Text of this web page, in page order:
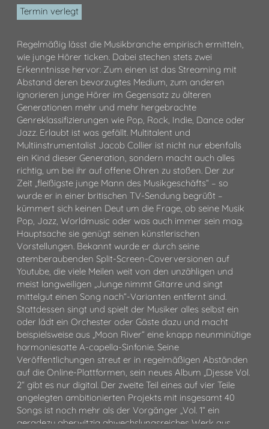
Termin verlegt
Regelmäßig lässt die Musikbranche empirisch ermitteln,
wie junge Hörer ticken. Dabei stechen stets zwei
Erkenntnisse hervor: Zum einen ist das Streaming mit
Abstand deren bevorzugtes Medium, zum anderen
ignorieren junge Hörer im Gegensatz zu älteren
Generationen mehr und mehr hergebrachte
Genreklassifizierungen wie Pop, Rock, Indie, Dance oder
Jazz. Erlaubt ist was gefällt. Multitalent und
Multiinstrumentalist Jacob Collier ist nicht nur ebenfalls
ein Kind dieser Generation, sondern macht auch alles
richtig, um bei ihr auf offene Ohren zu stoßen. Der zur
Zeit „fleißigste junge Mann des Musikgeschäfts“ – so
wurde er in einer britischen TV-Sendung begrüßt –
kümmert sich keinen Deut um die Frage, ob seine Musik
Pop, Jazz, Worldmusic oder was auch immer sein mag.
Hauptsache sie genügt seinen künstlerischen
Vorstellungen. Bekannt wurde er durch seine
atemberaubenden Split-Screen-Coverversionen auf
Youtube, die viele Meilen weit von den unzähligen und
meist langweiligen „Junge nimmt Gitarre und singt
mittelgut einen Song nach“-Varianten entfernt sind.
Stattdessen singt und spielt der Musiker alles selbst ein
oder lädt ein Orchester oder Gäste dazu und macht
beispielsweise aus „Moon River“ eine knapp neunminütige
harmoniesatte A-capella-Sinfonie. Seine
Veröffentlichungen streut er in regelmäßigen Abständen
auf die Online-Plattformen, sein neues Album „Djesse Vol.
2“ gibt es nur digital. Der zweite Teil eines auf vier Teile
angelegten ambitionierten Projekts mit insgesamt 40
Songs ist noch mehr als der Vorgänger „Vol. 1“ ein
geradezu aberwitzig abwechslungsreiches Werk aus